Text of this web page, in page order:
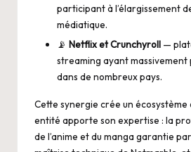
participant à l’élargissement
médiatique.
📡 Netflix et Crunchyroll —
streaming ayant massivement
dans de nombreux pays.
Cette synergie crée un écosystème
entité apporte son expertise : la
de l’anime et du manga garantie